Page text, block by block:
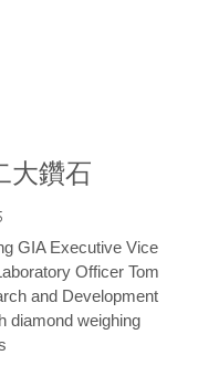
大鑽石
GIA Executive Vice
Officer Tom
and Development
diamond weighing